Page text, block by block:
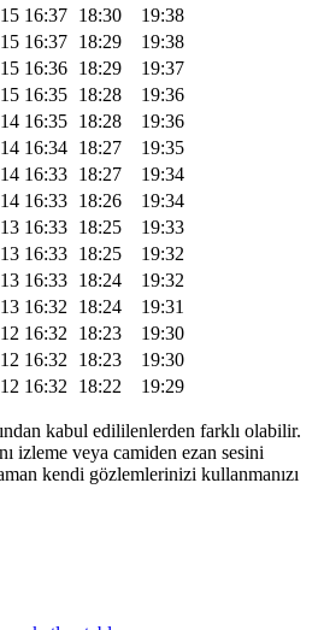
16:37 18:30
19:38
16:37 18:29
19:38
16:36 18:29
19:37
16:35 18:28
19:36
16:35 18:28
19:36
16:34 18:27
19:35
16:33 18:27
19:34
16:33 18:26
19:34
16:33 18:25
19:33
16:33 18:25
19:32
16:33 18:24
19:32
16:32 18:24
19:31
16:32 18:23
19:30
16:32 18:23
19:30
16:32 18:22 19:29
kabul edililenlerden farklı olabilir.
izleme veya camiden ezan sesini
kendi gözlemlerinizi kullanmanızı